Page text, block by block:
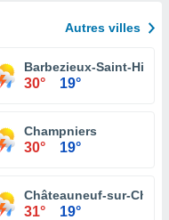
Autres villes
Barbezieux-Saint-Hilaire
30° 19°
Champniers
30° 19°
Châteauneuf-sur-
31° 19°